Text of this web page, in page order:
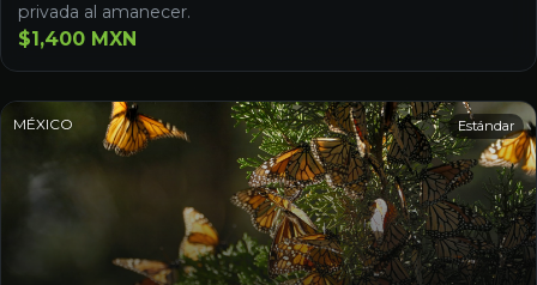
privada al amanecer.
$1,400 MXN
MÉXICO Estándar